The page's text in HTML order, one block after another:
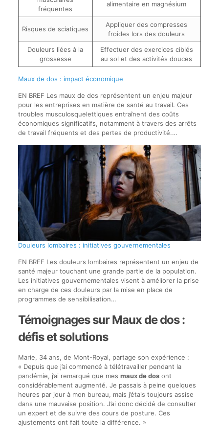
fréquentes
alimentaire en magnésium
Risques de sciatiques
Appliquer des compresses
froides lors des douleurs
Douleurs liées à la
grossesse
Effectuer des exercices ciblés
au sol et des activités douces
Maux de dos : impact économique
EN BREF Les maux de dos représentent un enjeu majeur
pour les entreprises en matière de santé au travail. Ces
troubles musculosquelettiques entraînent des coûts
économiques significatifs, notamment à travers des arrêts
de travail fréquents et des pertes de productivité.…
Douleurs lombaires : initiatives gouvernementales
EN BREF Les douleurs lombaires représentent un enjeu de
santé majeur touchant une grande partie de la population.
Les initiatives gouvernementales visent à améliorer la prise
en charge de ces douleurs par la mise en place de
programmes de sensibilisation…
Témoignages sur Maux de dos :
défis et solutions
Marie, 34 ans, de Mont-Royal, partage son expérience :
« Depuis que j’ai commencé à télétravailler pendant la
pandémie, j’ai remarqué que mes maux de dosont
considérablement augmenté. Je passais à peine quelques
heures par jour à mon bureau, mais j’étais toujours assise
dans une mauvaise position. J’ai donc décidé de consulter
un expert et de suivre des cours de posture. Ces
ajustements ont fait toute la différence. »